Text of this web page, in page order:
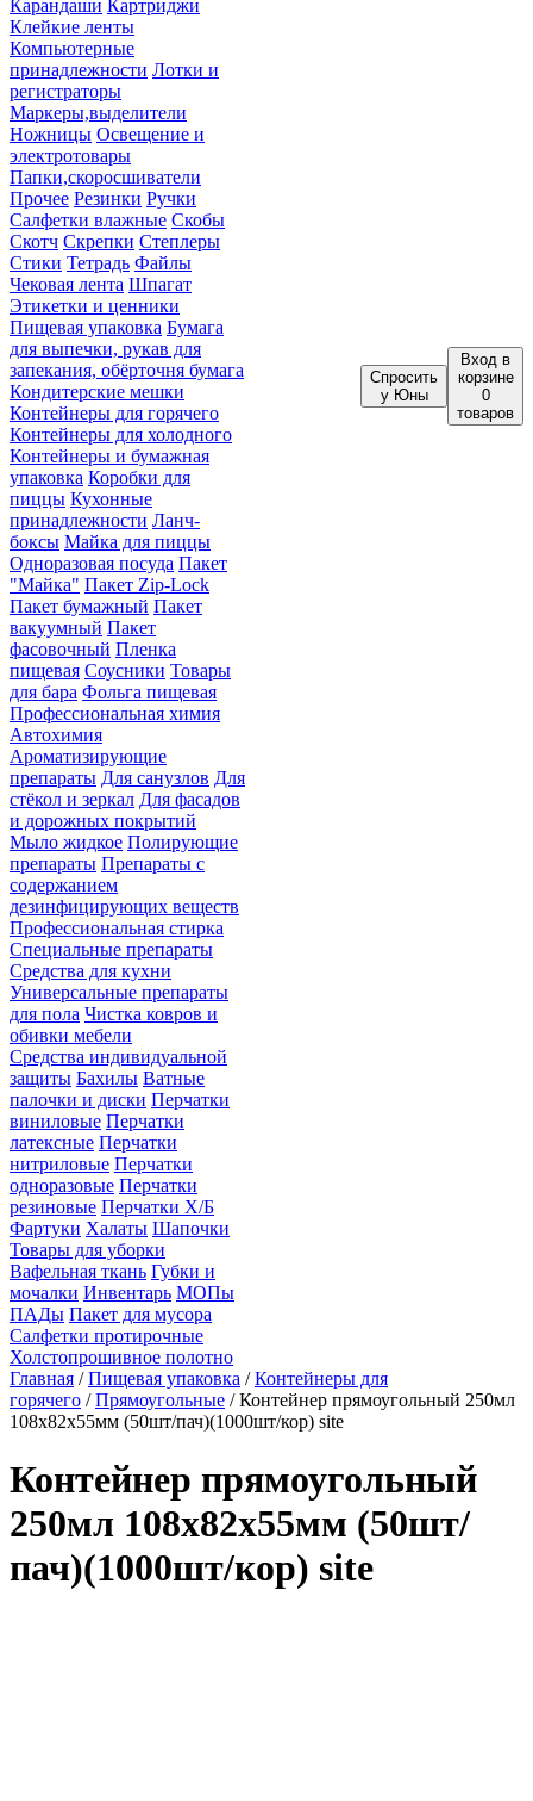
Карандаши Картриджи
Клейкие ленты
Компьютерные
принадлежности Лотки и
регистраторы
Маркеры,выделители
Ножницы Освещение и
электротовары
Папки,скоросшиватели
Прочее Резинки Ручки
Салфетки влажные Скобы
Скотч Скрепки Степлеры
Стики Тетрадь Файлы
Чековая лента Шпагат
Этикетки и ценники
Пищевая упаковка Бумага
для выпечки, рукав для
запекания, обёрточня бумага
Кондитерские мешки
Контейнеры для горячего
Контейнеры для холодного
Контейнеры и бумажная
упаковка Коробки для
пиццы Кухонные
принадлежности Ланч-
боксы Майка для пиццы
Одноразовая посуда Пакет
"Майка" Пакет Zip-Lock
Пакет бумажный Пакет
вакуумный Пакет
фасовочный Пленка
пищевая Соусники Товары
для бара Фольга пищевая
Профессиональная химия
Автохимия
Ароматизирующие
препараты Для санузлов Для
стёкол и зеркал Для фасадов
и дорожных покрытий
Мыло жидкое Полирующие
препараты Препараты с
содержанием
дезинфицирующих веществ
Профессиональная стирка
Специальные препараты
Средства для кухни
Универсальные препараты
для пола Чистка ковров и
обивки мебели
Средства индивидуальной
защиты Бахилы Ватные
палочки и диски Перчатки
виниловые Перчатки
латексные Перчатки
нитриловые Перчатки
одноразовые Перчатки
резиновые Перчатки Х/Б
Фартуки Халаты Шапочки
Товары для уборки
Вафельная ткань Губки и
мочалки Инвентарь МОПы
ПАДы Пакет для мусора
Салфетки протирочные
Холстопрошивное полотно
Спросить
у Юны
Вход в
корзине
0
товаров
Главная /Пищевая упаковка /Контейнеры для
горячего /Прямоугольные / Контейнер прямоугольный 250мл
108х82х55мм (50шт/пач)(1000шт/кор) site
Контейнер прямоугольный
250мл 108х82х55мм (50шт/
пач)(1000шт/кор) site